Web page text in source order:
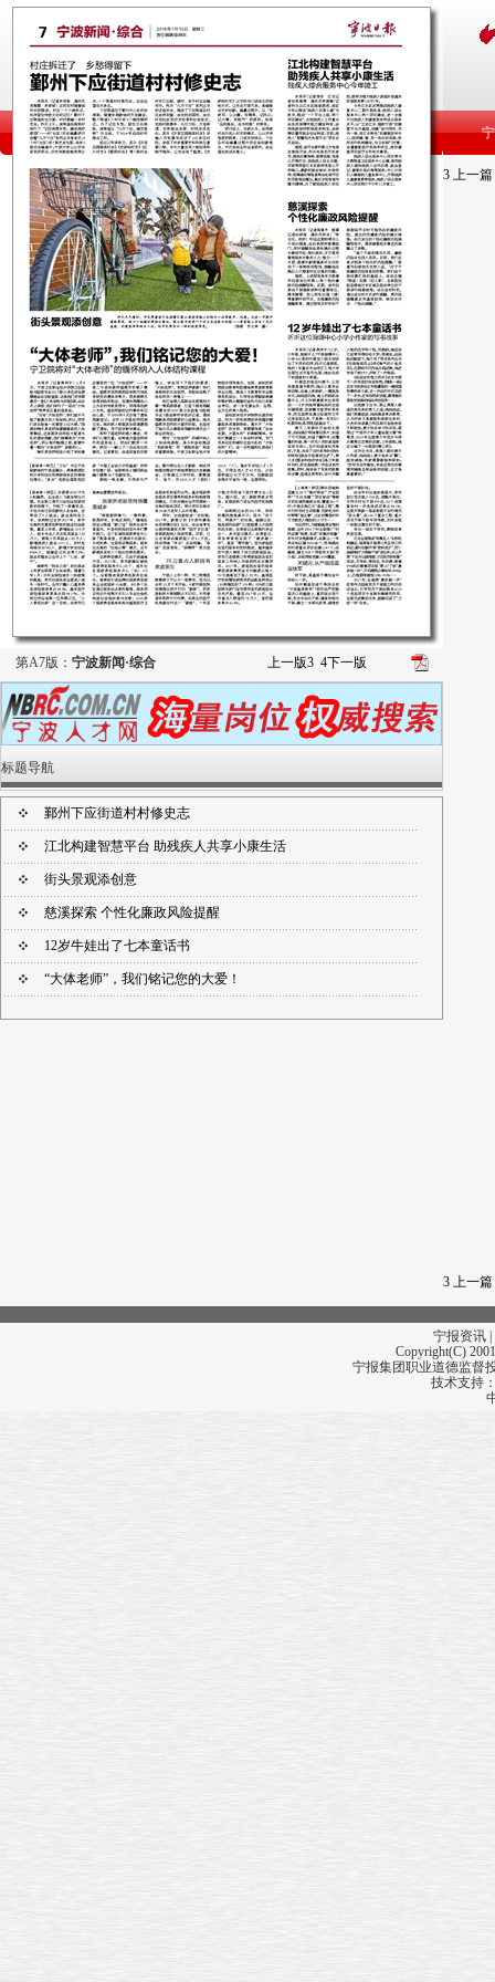
第A7版： 宁波新闻·综合 上一版3 4下一版
标题导航
鄞州下应街道村村修史志
江北构建智慧平台 助残疾人共享小康生活
街头景观添创意
慈溪探索 个性化廉政风险提醒
12岁牛娃出了七本童话书
“大体老师”，我们铭记您的大爱！
3 上一篇
3 上一篇
宁报资讯
Copyright(C)
宁报集团职业道德监督
技术支持